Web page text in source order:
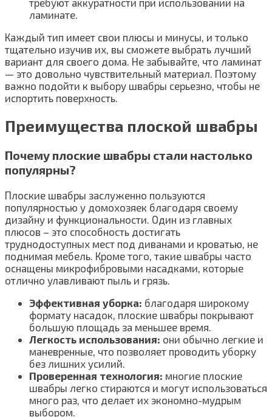
ламинате.
Каждый тип имеет свои плюсы и минусы, и только
тщательно изучив их, вы сможете выбрать лучший
вариант для своего дома. Не забывайте, что ламинат
— это довольно чувствительный материал. Поэтому
важно подойти к выбору швабры серьезно, чтобы не
испортить поверхность.
Преимущества плоской швабры
Почему плоские швабры стали настолько
популярны?
Плоские швабры заслуженно пользуются
популярностью у домохозяек благодаря своему
дизайну и функциональности. Один из главных
плюсов – это способность достигать
труднодоступных мест под диванами и кроватью, не
поднимая мебель. Кроме того, такие швабры часто
оснащены микрофибровыми насадками, которые
отлично улавливают пыль и грязь.
Эффективная уборка: благодаря широкому
формату насадок, плоские швабры покрывают
большую площадь за меньшее время.
Легкость использования: они обычно легкие и
маневренные, что позволяет проводить уборку
без лишних усилий.
Проверенная технология: многие плоские
швабры легко стираются и могут использоваться
много раз, что делает их экономно-мудрым
выбором.